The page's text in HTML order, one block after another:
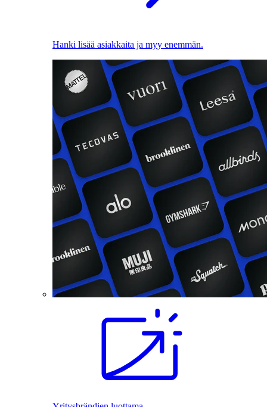
Hanki lisää asiakkaita ja myy enemmän.